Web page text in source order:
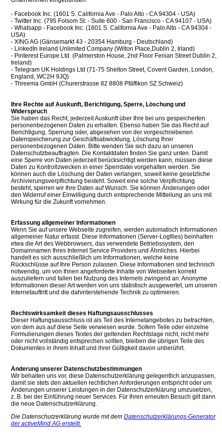
- Facebook Inc. (1601 S. California Ave - Palo Alto - CA 94304 - USA)
- Twitter Inc. (795 Folsom St. - Suite 600 - San Francisco - CA 94107 - USA)
- Whatsapp - Facebook Inc. (1601 S. California Ave - Palo Alto - CA 94304 -
USA)
- XING AG (Gänsemarkt 43 - 20354 Hamburg - Deutschland)
- LinkedIn Ireland Unlimited Company (Wilton Place,Dublin 2, Irland)
- Pinterest Europe Ltd. (Palmerston House, 2nd Floor Fenian Street Dublin 2,
Ireland)
- Telegram UK Holdings Ltd (71-75 Shelton Street, Covent Garden, London,
England, WC2H 9JQ)
- Threema GmbH (Churerstrasse 82 8808 Pfäffikon SZ Schweiz)
Ihre Rechte auf Auskunft, Berichtigung, Sperre, Löschung und
Widerspruch
Sie haben das Recht, jederzeit Auskunft über Ihre bei uns gespeicherten
personenbezogenen Daten zu erhalten. Ebenso haben Sie das Recht auf
Berichtigung, Sperrung oder, abgesehen von der vorgeschriebenen
Datenspeicherung zur Geschäftsabwicklung, Löschung Ihrer
personenbezogenen Daten. Bitte wenden Sie sich dazu an unseren
Datenschutzbeauftragten. Die Kontaktdaten finden Sie ganz unten. Damit
eine Sperre von Daten jederzeit berücksichtigt werden kann, müssen diese
Daten zu Kontrollzwecken in einer Sperrdatei vorgehalten werden. Sie
können auch die Löschung der Daten verlangen, soweit keine gesetzliche
Archivierungsverpflichtung besteht. Soweit eine solche Verpflichtung
besteht, sperren wir Ihre Daten auf Wunsch. Sie können Änderungen oder
den Widerruf einer Einwilligung durch entsprechende Mitteilung an uns mit
Wirkung für die Zukunft vornehmen.
Erfassung allgemeiner Informationen
Wenn Sie auf unsere Webseite zugreifen, werden automatisch Informationen
allgemeiner Natur erfasst. Diese Informationen (Server-Logfiles) beinhalten
etwa die Art des Webbrowsers, das verwendete Betriebssystem, den
Domainnamen Ihres Internet Service Providers und Ähnliches. Hierbei
handelt es sich ausschließlich um Informationen, welche keine
Rückschlüsse auf Ihre Person zulassen. Diese Informationen sind technisch
notwendig, um von Ihnen angeforderte Inhalte von Webseiten korrekt
auszuliefern und fallen bei Nutzung des Internets zwingend an. Anonyme
Informationen dieser Art werden von uns statistisch ausgewertet, um unseren
Internetauftritt und die dahinterstehende Technik zu optimieren.
Rechtswirksamkeit dieses Haftungsausschlusses
Dieser Haftungsausschluss ist als Teil des Internetangebotes zu betrachten,
von dem aus auf diese Seite verwiesen wurde. Sofern Teile oder einzelne
Formulierungen dieses Textes der geltenden Rechtslage nicht, nicht mehr
oder nicht vollständig entsprechen sollten, bleiben die übrigen Teile des
Dokumentes in ihrem Inhalt und ihrer Gültigkeit davon unberührt.
Änderung unserer Datenschutzbestimmungen
Wir behalten uns vor, diese Datenschutzerklärung gelegentlich anzupassen,
damit sie stets den aktuellen rechtlichen Anforderungen entspricht oder um
Änderungen unserer Leistungen in der Datenschutzerklärung umzusetzen,
z. B. bei der Einführung neuer Services. Für Ihren erneuten Besuch gilt dann
die neue Datenschutzerklärung.
Die Datenschutzerklärung wurde mit dem Datenschutzerklärungs-Generator
der activeMind AG erstellt.